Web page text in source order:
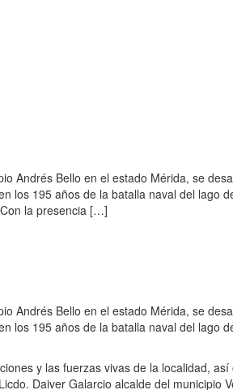
Andrés Bello en el estado Mérida, se
los 195 años de la batalla naval del lago
la presencia […]
Andrés Bello en el estado Mérida, se
los 195 años de la batalla naval del lago
y las fuerzas vivas de la localidad,
Daiver Galarcio alcalde del municipio